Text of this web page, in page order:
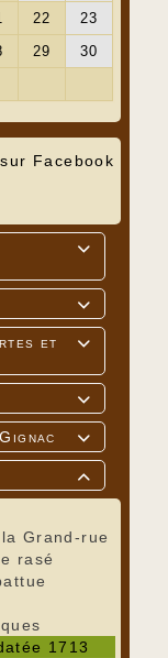
Facebook



et



Grand-rue
rasé
1713